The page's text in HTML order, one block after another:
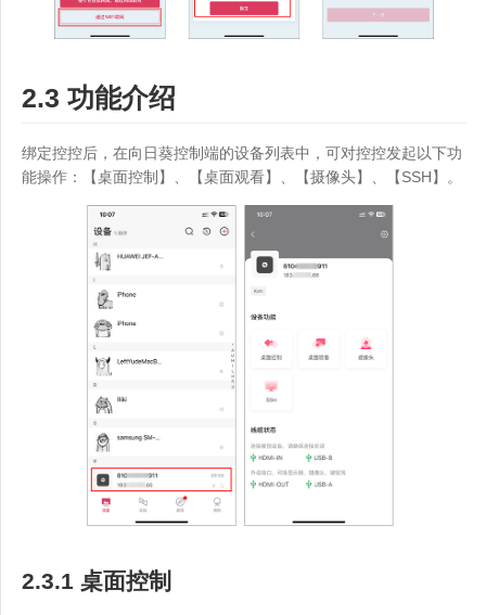
2.3 功能介绍
绑定控控后，在向日葵控制端的设备列表中，可对控控发起以下功
能操作：【桌面控制】、【桌面观看】、【摄像头】、【SSH】。
2.3.1 桌面控制